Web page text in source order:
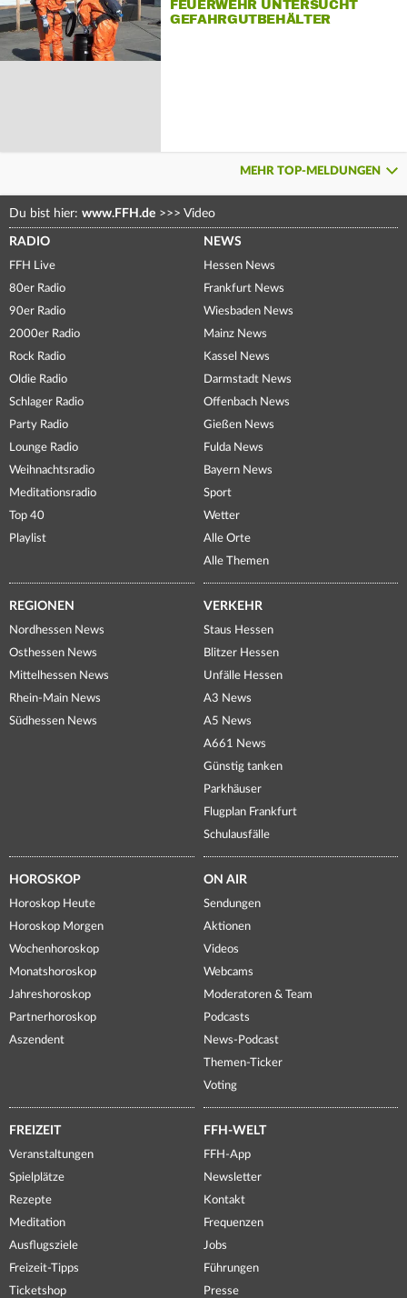
FEUERWEHR UNTERSUCHT
GEFAHRGUTBEHÄLTER
MEHR TOP-MELDUNGEN
Du bist hier: www.FFH.de >>> Video
RADIO
FFH Live
80er Radio
90er Radio
2000er Radio
Rock Radio
Oldie Radio
Schlager Radio
Party Radio
Lounge Radio
Weihnachtsradio
Meditationsradio
Top 40
Playlist
NEWS
Hessen News
Frankfurt News
Wiesbaden News
Mainz News
Kassel News
Darmstadt News
Offenbach News
Gießen News
Fulda News
Bayern News
Sport
Wetter
Alle Orte
Alle Themen
REGIONEN
Nordhessen News
Osthessen News
Mittelhessen News
Rhein-Main News
Südhessen News
VERKEHR
Staus Hessen
Blitzer Hessen
Unfälle Hessen
A3 News
A5 News
A661 News
Günstig tanken
Parkhäuser
Flugplan Frankfurt
Schulausfälle
HOROSKOP
Horoskop Heute
Horoskop Morgen
Wochenhoroskop
Monatshoroskop
Jahreshoroskop
Partnerhoroskop
Aszendent
ON AIR
Sendungen
Aktionen
Videos
Webcams
Moderatoren & Team
Podcasts
News-Podcast
Themen-Ticker
Voting
FREIZEIT
Veranstaltungen
Spielplätze
Rezepte
Meditation
Ausflugsziele
Freizeit-Tipps
Ticketshop
FFH-WELT
FFH-App
Newsletter
Kontakt
Frequenzen
Jobs
Führungen
Presse